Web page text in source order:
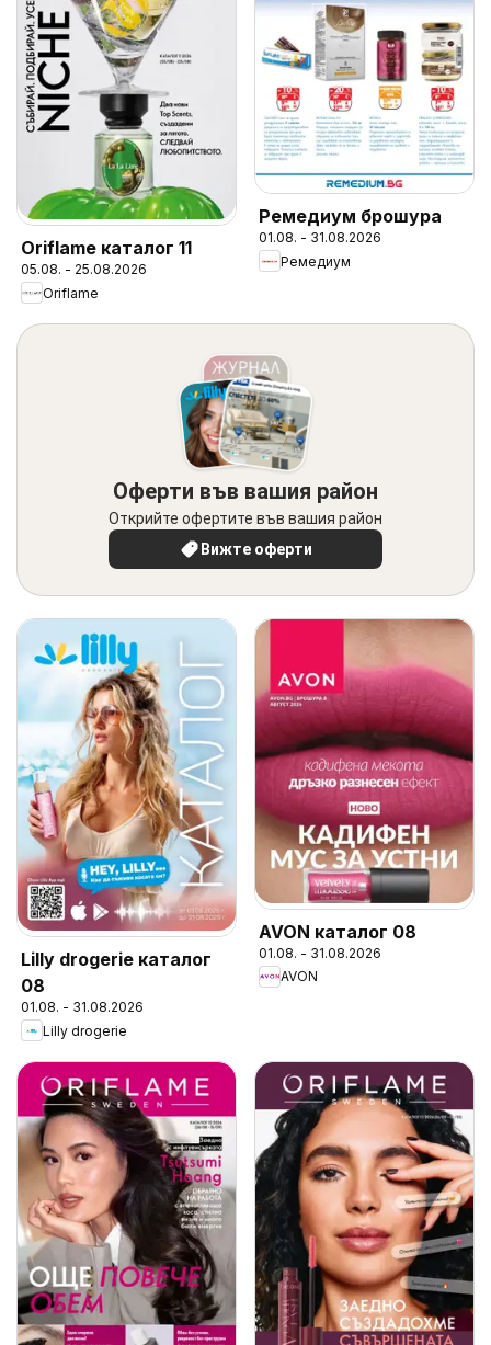
Oriflame каталог 11
05.08. - 25.08.2026
Oriflame
Ремедиум брошура
01.08. - 31.08.2026
Ремедиум
Оферти във вашия район
Открийте офертите във вашия район
Вижте оферти
Lilly drogerie каталог
08
01.08. - 31.08.2026
Lilly drogerie
AVON каталог 08
01.08. - 31.08.2026
AVON